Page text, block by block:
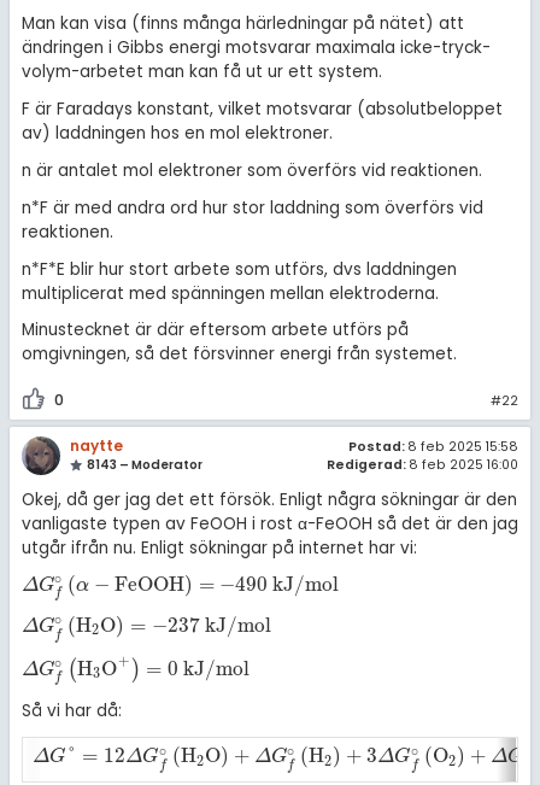
Man kan visa (finns många härledningar på nätet) att
ändringen i Gibbs energi motsvarar maximala icke-tryck-
volym-arbetet man kan få ut ur ett system.
F är Faradays konstant, vilket motsvarar (absolutbeloppet
av) laddningen hos en mol elektroner.
n är antalet mol elektroner som överförs vid reaktionen.
n*F är med andra ord hur stor laddning som överförs vid
reaktionen.
n*F*E blir hur stort arbete som utförs, dvs laddningen
multiplicerat med spänningen mellan elektroderna.
Minustecknet är där eftersom arbete utförs på
omgivningen, så det försvinner energi från systemet.
0 #22
naytte
8143 – Moderator
Postad: 8 feb 2025 15:58
Redigerad: 8 feb 2025 16:00
Okej, då ger jag det ett försök. Enligt några sökningar är den
vanligaste typen av FeOOH i rost α-FeOOH så det är den jag
utgår ifrån nu. Enligt sökningar på internet har vi:
ΔG∘
f (α − FeOOH) = −490 kJ/mol
ΔGf∘ α-F eO OH=-490 kJ/ mol
ΔG∘
f (H2O) = −237kJ/mol
ΔGf∘ H2O=-237 kJ/mo
ΔG∘
f (H3O+ ) = 0 kJ/mol
ΔGf∘ H3O+= 0 k J/mol
Så vi har då:
ΔG° = 12ΔG∘
f (H2O) + ΔG∘
f (H2) +3ΔG∘
f (O2) + ΔG
ΔG°= 12Δ Gf∘H2O+ΔGf∘H 2+ 3ΔGf∘O2+Δ Gf∘Fe